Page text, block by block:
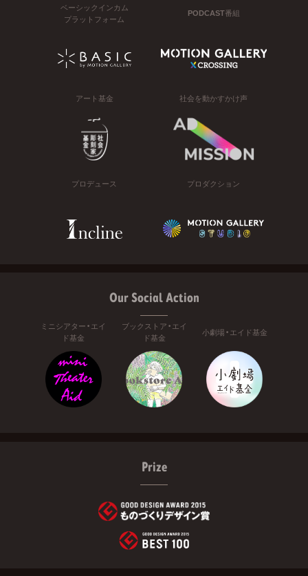
ベーシックインカム
プラットフォーム
PODCAST番組
アート基金 社会を動かすかけ声
プロデュース プロダクション
Our Social Action
ミニシアター・エイ
ド基金
ブックストア・エイ
ド基金
小劇場・エイド基金
Prize